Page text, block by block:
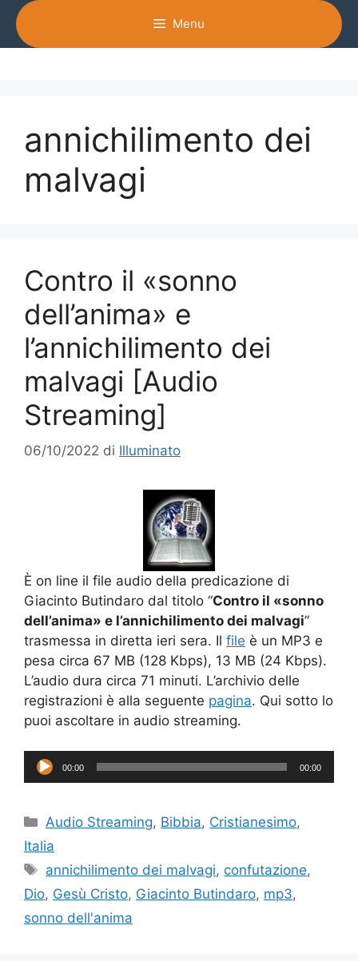
Vai
contenuto
Menu
annichilimento dei
malvagi
Contro il «sonno
dell’anima» e
l’annichilimento dei
malvagi [Audio
Streaming]
06/10/2022 di Illuminato
È on line il file audio della predicazione di
Giacinto Butindaro dal titolo “Contro il «sonno
dell’anima» e l’annichilimento dei malvagi”
trasmessa in diretta ieri sera. Il file è un MP3 e
pesa circa 67 MB (128 Kbps), 13 MB (24 Kbps).
L’audio dura circa 71 minuti. L’archivio delle
registrazioni è alla seguente pagina. Qui sotto lo
puoi ascoltare in audio streaming.
Audio
Player
00:00 00:00
Categorie
Audio Streaming, Bibbia, Cristianesimo,
Italia
Tag
annichilimento dei malvagi, confutazione,
Dio, Gesù Cristo, Giacinto Butindaro, mp3,
sonno dell'anima